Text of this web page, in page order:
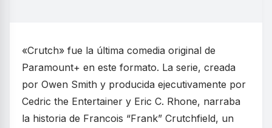
«Crutch» fue la última comedia original de
Paramount+ en este formato. La serie, creada
por Owen Smith y producida ejecutivamente por
Cedric the Entertainer y Eric C. Rhone, narraba
la historia de Francois “Frank” Crutchfield, un